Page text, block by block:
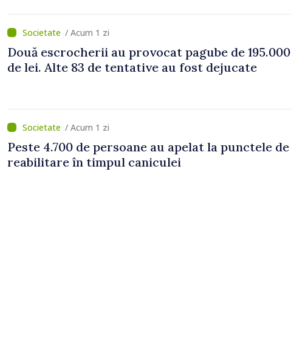
/ Acum 1 zi
Două escrocherii au provocat pagube de 195.000
de lei. Alte 83 de tentative au fost dejucate
/ Acum 1 zi
Peste 4.700 de persoane au apelat la punctele de
reabilitare în timpul caniculei